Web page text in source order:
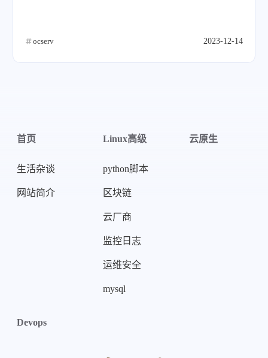
ocserv 2023-12-14
首页
生活杂谈
网站简介
Linux高级
python脚本
区块链
云厂商
监控日志
运维安全
mysql
云原生
Devops